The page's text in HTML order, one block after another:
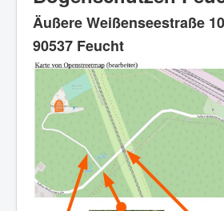
Äußere Weißenseestraße 10
90537 Feucht